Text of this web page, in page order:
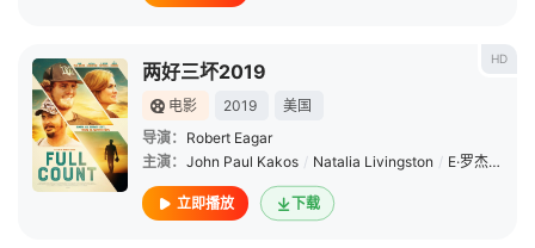
HD
两好三坏2019
电影 2019
美国
导演： Robert Eagar
主演： John Paul Kakos / Natalia Livingston / E·罗杰·米切尔
立即播放 下载